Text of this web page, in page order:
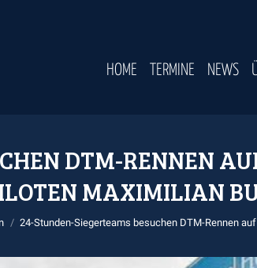
HOME TERMINE NEWS
DTM-RENNEN
MAXIMILIAN
hier:
24-Stunden-Siegerteams besuchen DTM-Rennen